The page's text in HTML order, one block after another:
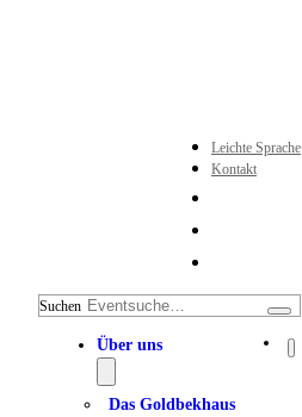
Leichte Sprache
Kontakt
Suchen
Über uns
Das Goldbekhaus